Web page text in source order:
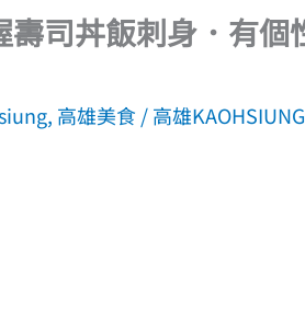
司丼飯刺身．有個
, 高雄美食 /高雄KAOHSIUNG